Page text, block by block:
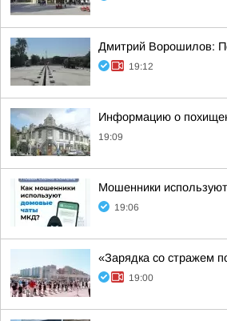
Дмитрий Ворошилов:
19:12
Информацию о
19:09
Мошенники
19:06
«Зарядка со стражем
19:00